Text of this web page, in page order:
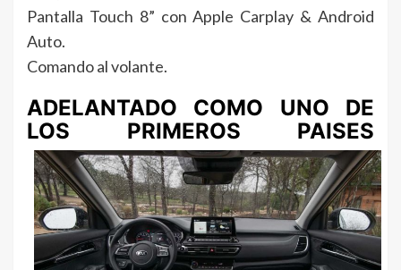
Pantalla Touch 8” con Apple Carplay & Android
Auto.
Comando al volante.
ADELANTADO COMO UNO DE
LOS PRIMEROS PAISES